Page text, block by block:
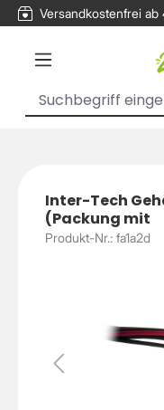
springen
Versandkostenfrei ab
Inter-Tech
(Packung mit
Produkt-Nr.: fa1a2d